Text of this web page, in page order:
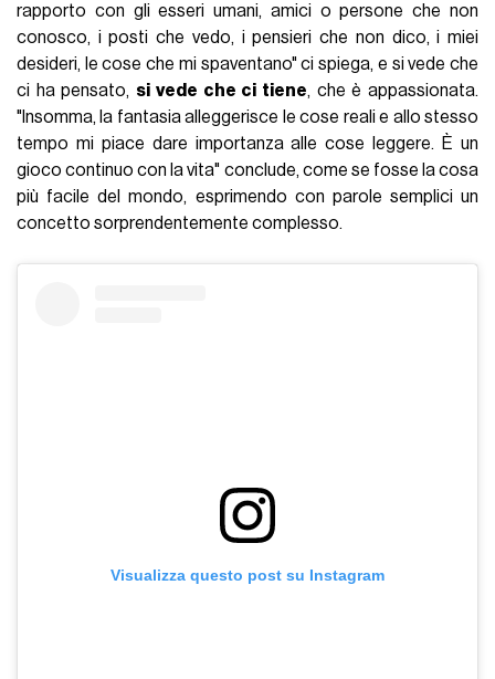
rapporto con gli esseri umani, amici o persone che non
conosco, i posti che vedo, i pensieri che non dico, i miei
desideri, le cose che mi spaventano" ci spiega, e si vede che
ci ha pensato, si vede che ci tiene, che è appassionata.
"Insomma, la fantasia alleggerisce le cose reali e allo stesso
tempo mi piace dare importanza alle cose leggere. È un
gioco continuo con la vita" conclude, come se fosse la cosa
più facile del mondo, esprimendo con parole semplici un
concetto sorprendentemente complesso.
Visualizza questo post su Instagram